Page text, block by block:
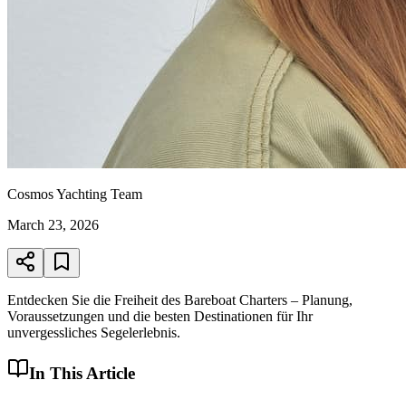
Cosmos Yachting Team
March 23, 2026
Entdecken Sie die Freiheit des Bareboat Charters – Planung,
Voraussetzungen und die besten Destinationen für Ihr
unvergessliches Segelerlebnis.
In This Article